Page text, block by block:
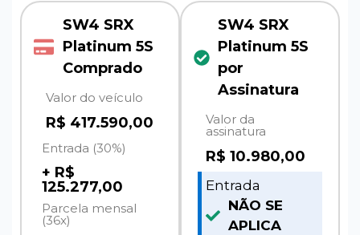
SW4 SRX
Platinum 5S
Comprado
Valor do veículo
R$ 417.590,00
Entrada (30%)
+ R$
125.277,00
Parcela mensal
(36x)
SW4 SRX
Platinum 5S
por
Assinatura
Valor da
assinatura
R$ 10.980,00
Entrada
NÃO SE
APLICA